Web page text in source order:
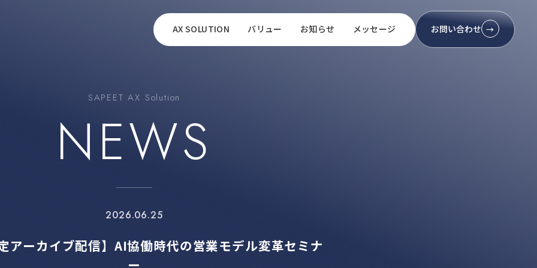
AX SOLUTION バリュー お知らせ メッセージ お問い合わせ →
SAPEET AX Solution
NEWS
2026.06.25
アーカイブ配信】AI協働時代の営業モデル変革セミナ
ー